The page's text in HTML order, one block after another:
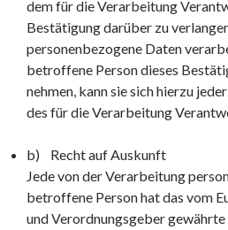
dem für die Verarbeitung
Bestätigung darüber zu
personenbezogene Daten
betroffene Person dieses
nehmen, kann sie sich hierzu
des für die Verarbeitung
b) Recht auf Auskunft
Jede von der Verarbeitung
betroffene Person hat das vom
und Verordnungsgeber